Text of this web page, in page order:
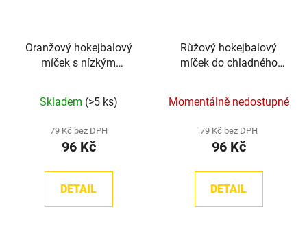
Oranžový hokejbalový
míček s nízkým
Skladem (>5 ks)
79 Kč bez DPH
96 Kč
DETAIL
Růžový hokejbalový
míček do chladného
Momentálně nedostupné
79 Kč bez DPH
96 Kč
DETAIL